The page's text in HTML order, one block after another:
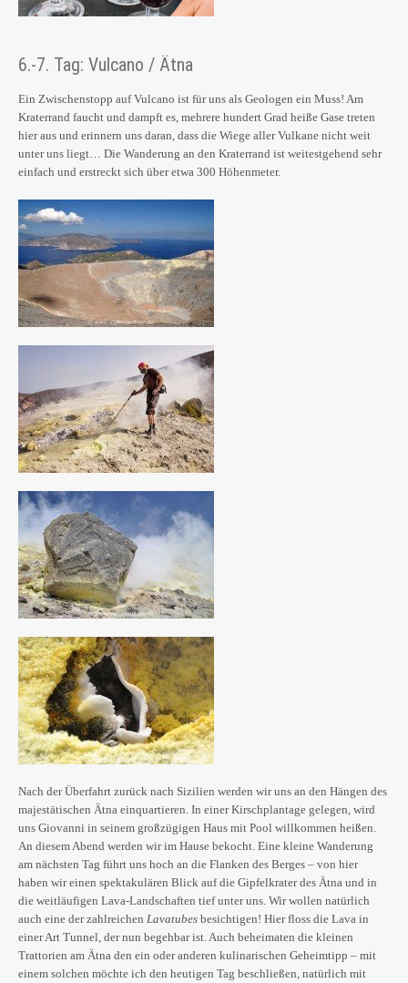
6.-7. Tag: Vulcano / Ätna
Ein Zwischenstopp auf Vulcano ist für uns als Geologen ein Muss! Am
Kraterrand faucht und dampft es, mehrere hundert Grad heiße Gase treten
hier aus und erinnern uns daran, dass die Wiege aller Vulkane nicht weit
unter uns liegt… Die Wanderung an den Kraterrand ist weitestgehend sehr
einfach und erstreckt sich über etwa 300 Höhenmeter.
Nach der Überfahrt zurück nach Sizilien werden wir uns an den Hängen des
majestätischen Ätna einquartieren. In einer Kirschplantage gelegen, wird
uns Giovanni in seinem großzügigen Haus mit Pool willkommen heißen.
An diesem Abend werden wir im Hause bekocht. Eine kleine Wanderung
am nächsten Tag führt uns hoch an die Flanken des Berges – von hier
haben wir einen spektakulären Blick auf die Gipfelkrater des Ätna und in
die weitläufigen Lava-Landschaften tief unter uns. Wir wollen natürlich
auch eine der zahlreichen Lavatubes besichtigen! Hier floss die Lava in
einer Art Tunnel, der nun begehbar ist. Auch beheimaten die kleinen
Trattorien am Ätna den ein oder anderen kulinarischen Geheimtipp – mit
einem solchen möchte ich den heutigen Tag beschließen, natürlich mit